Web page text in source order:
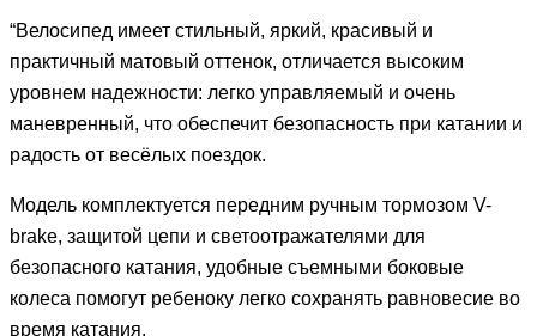
“Велосипед имеет стильный, яркий, красивый и
практичный матовый оттенок, отличается высоким
уровнем надежности: легко управляемый и очень
маневренный, что обеспечит безопасность при катании и
радость от весёлых поездок.
Модель комплектуется передним ручным тормозом V-
brake, защитой цепи и светоотражателями для
безопасного катания, удобные съемными боковые
колеса помогут ребеноку легко сохранять равновесие во
время катания.